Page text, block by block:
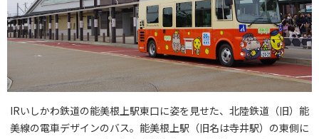
IRいしかわ鉄道の能美根上駅東口に姿を見せた、北陸鉄道（旧）能
美線の電車デザインのバス。能美根上駅（旧名は寺井駅）の東側に